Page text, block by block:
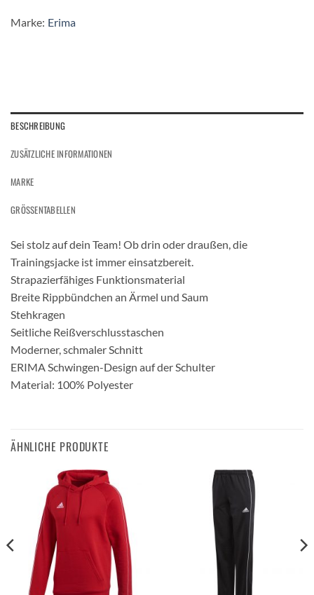
Marke: Erima
BESCHREIBUNG
ZUSÄTZLICHE INFORMATIONEN
MARKE
GRÖSSENTABELLEN
Sei stolz auf dein Team! Ob drin oder draußen, die
Trainingsjacke ist immer einsatzbereit.
Strapazierfähiges Funktionsmaterial
Breite Rippbündchen an Ärmel und Saum
Stehkragen
Seitliche Reißverschlusstaschen
Moderner, schmaler Schnitt
ERIMA Schwingen-Design auf der Schulter
Material: 100% Polyester
ÄHNLICHE PRODUKTE